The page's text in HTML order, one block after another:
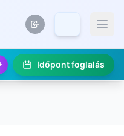
Időpont foglalás